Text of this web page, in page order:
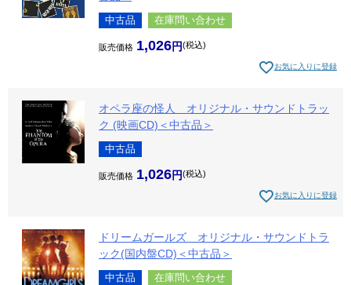
中古品 在庫問い合わせ
販売価格 1,026 税込
お気に入りに登録
オペラ座の怪人 オリジナル・サウンドトラッ
ク (映画CD)＜中古品＞
中古品
販売価格 1,026 税込
お気に入りに登録
ドリームガールズ オリジナル・サウンドトラ
ック(国内盤CD)＜中古品＞
中古品 在庫問い合わせ